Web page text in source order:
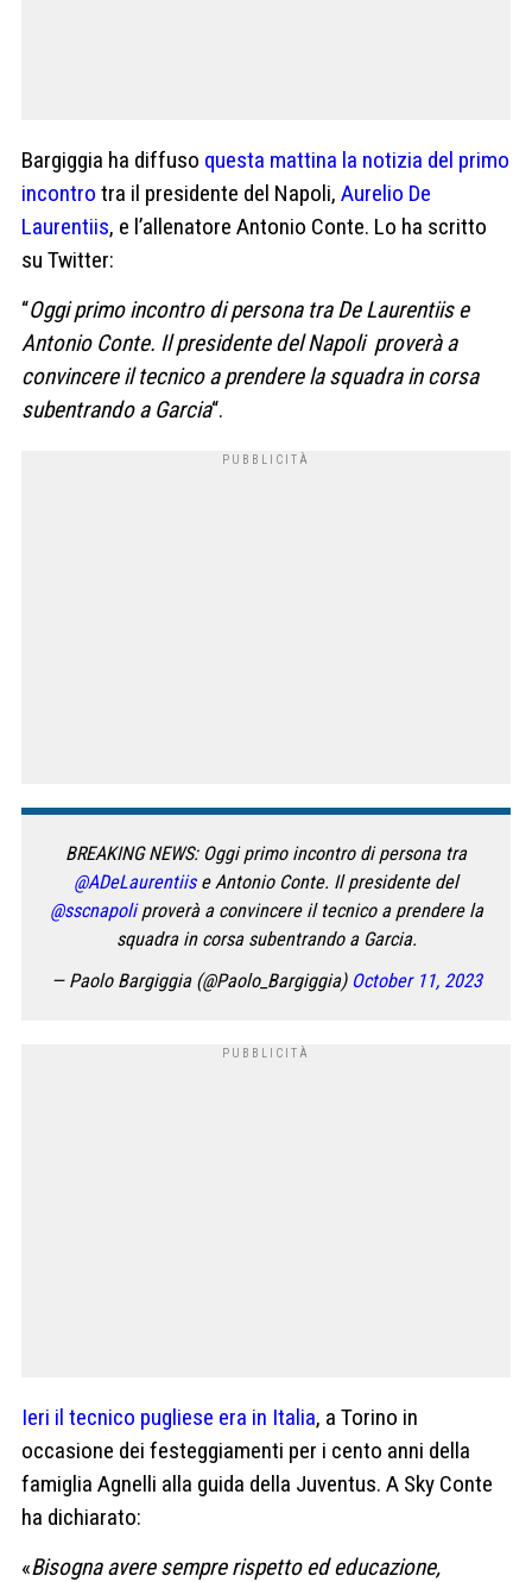
Bargiggia ha diffuso questa mattina la notizia del primo
incontro tra il presidente del Napoli, Aurelio De
Laurentiis, e l’allenatore Antonio Conte. Lo ha scritto
su Twitter:
“Oggi primo incontro di persona traDe Laurentiise
Antonio Conte. Il presidente del Napoli proverà a
convincere il tecnico a prendere la squadra in corsa
subentrando a Garcia“.
BREAKING NEWS: Oggi primo incontro di persona tra
@ADeLaurentiise Antonio Conte. Il presidente del
@sscnapoliproverà a convincere il tecnico a prendere la
squadra in corsa subentrando a Garcia.
— Paolo Bargiggia (@Paolo_Bargiggia) October 11, 2023
Ieri il tecnico pugliese era in Italia, a Torino in
occasione dei festeggiamenti per i cento anni della
famiglia Agnelli alla guida della Juventus. A Sky Conte
ha dichiarato:
«Bisogna avere sempre rispetto ed educazione,